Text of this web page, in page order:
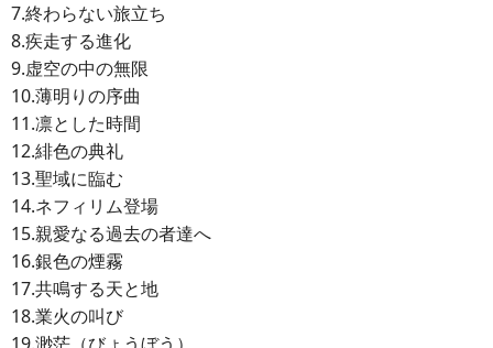
7.終わらない旅立ち
8.疾走する進化
9.虚空の中の無限
10.薄明りの序曲
11.凛とした時間
12.緋色の典礼
13.聖域に臨む
14.ネフィリム登場
15.親愛なる過去の者達へ
16.銀色の煙霧
17.共鳴する天と地
18.業火の叫び